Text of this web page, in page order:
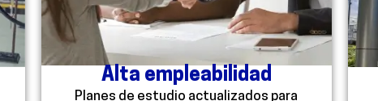
Alta empleabilidad
Planes de estudio actualizados para